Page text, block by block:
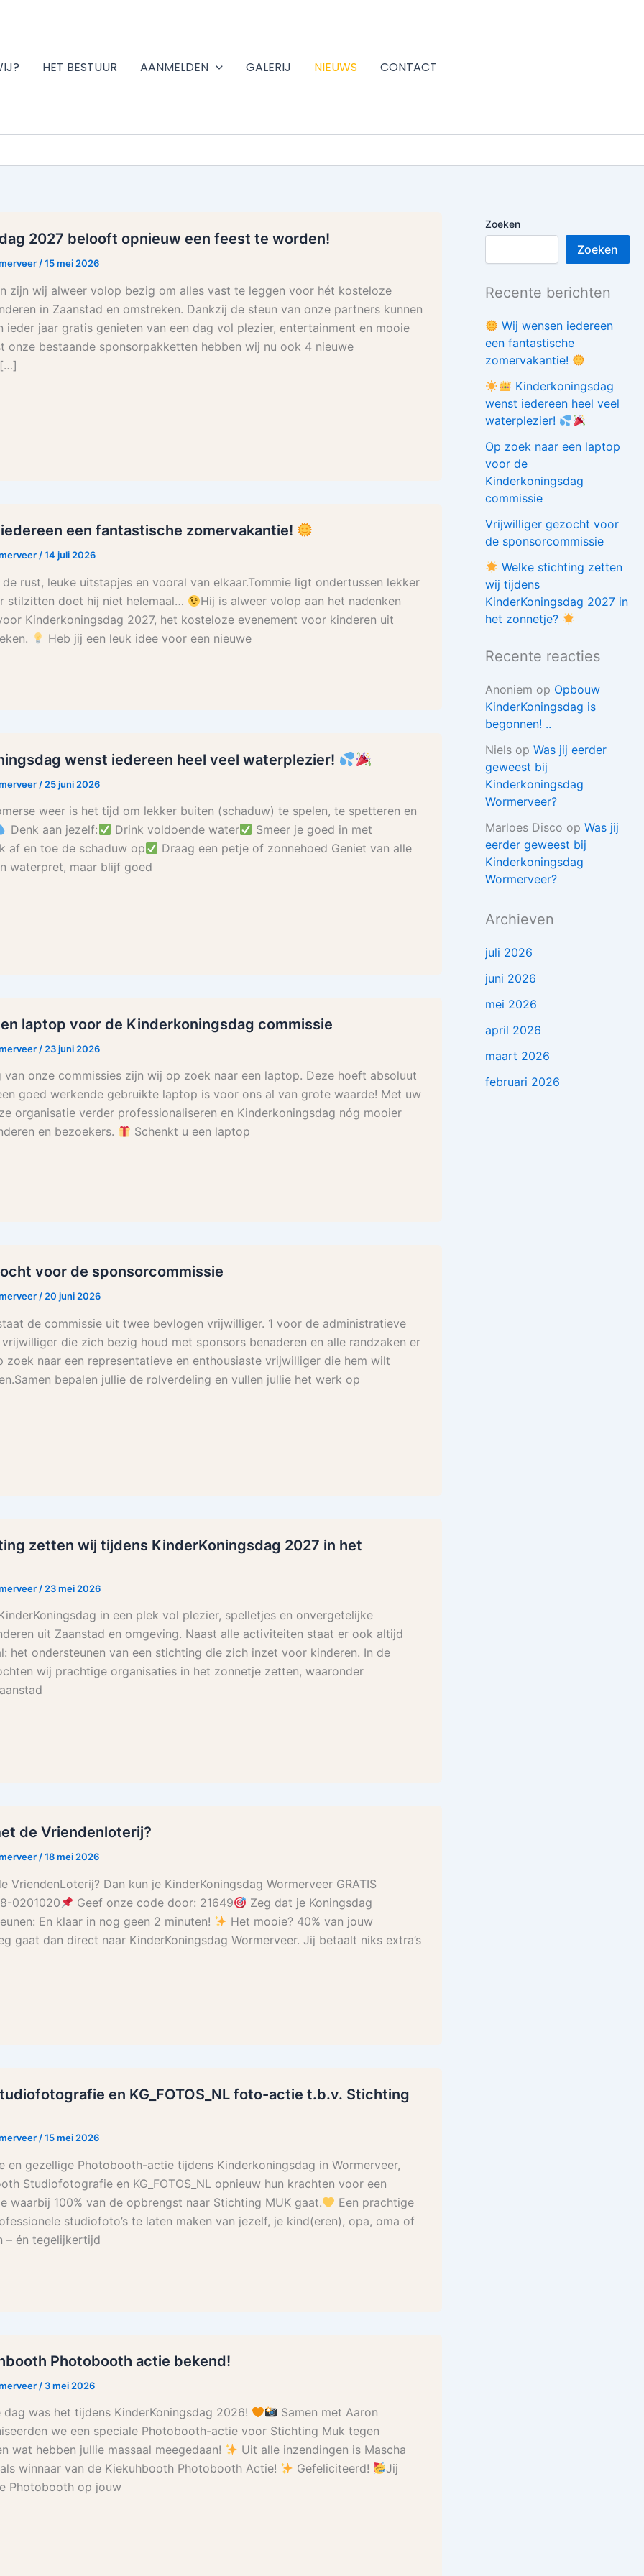
HET BESTUUR AANMELDEN GALERIJ NIEUWS CONTACT
2027 belooft opnieuw een feest te worden!
/15 mei 2026
zijn wij alweer volop bezig om alles vast te leggen voor hét kosteloze
in Zaanstad en omstreken. Dankzij de steun van onze partners kunnen
ieder jaar gratis genieten van een dag vol plezier, entertainment en mooie
onze bestaande sponsorpakketten hebben wij nu ook 4 nieuwe
een fantastische zomervakantie!
/14 juli 2026
rust, leuke uitstapjes en vooral van elkaar.Tommie ligt ondertussen lekker
stilzitten doet hij niet helemaal…
Hij is alweer volop aan het nadenken
Kinderkoningsdag 2027, het kosteloze evenement voor kinderen uit
Heb jij een leuk idee voor een nieuwe
wenst iedereen heel veel waterplezier!
/ 25 juni 2026
weer is het tijd om lekker buiten (schaduw) te spelen, te spetteren en
Denk aan jezelf: Drink voldoende water
Smeer je goed in met
af en toe de schaduw op
Draag een petje of zonnehoed Geniet van alle
waterpret, maar blijf goed
laptop voor de Kinderkoningsdag commissie
/ 23 juni 2026
van onze commissies zijn wij op zoek naar een laptop. Deze hoeft absoluut
goed werkende gebruikte laptop is voor ons al van grote waarde! Met uw
organisatie verder professionaliseren en Kinderkoningsdag nóg mooier
en bezoekers.
Schenkt u een laptop
voor de sponsorcommissie
/20 juni 2026
de commissie uit twee bevlogen vrijwilliger. 1 voor de administratieve
vrijwilliger die zich bezig houd met sponsors benaderen en alle randzaken er
zoek naar een representatieve en enthousiaste vrijwilliger die hem wilt
bepalen jullie de rolverdeling en vullen jullie het werk op
zetten wij tijdens KinderKoningsdag 2027 in het
/ 23 mei 2026
in een plek vol plezier, spelletjes en onvergetelijke
uit Zaanstad en omgeving. Naast alle activiteiten staat er ook altijd
het ondersteunen van een stichting die zich inzet voor kinderen. In de
wij prachtige organisaties in het zonnetje zetten, waaronder
de Vriendenloterij?
/18 mei 2026
VriendenLoterij? Dan kun je KinderKoningsdag Wormerveer GRATIS
0201020 Geef onze code door: 21649
Zeg dat je Koningsdag
En klaar in nog geen 2 minuten!
Het mooie? 40% van jouw
gaat dan direct naar KinderKoningsdag Wormerveer. Jij betaalt niks extra’s
en KG_FOTOS_NL foto-actie t.b.v. Stichting
/15 mei 2026
en gezellige Photobooth-actie tijdens Kinderkoningsdag in Wormerveer,
Studiofotografie en KG_FOTOS_NL opnieuw hun krachten voor een
waarbij 100% van de opbrengst naar Stichting MUK gaat.
Een prachtige
studiofoto’s te laten maken van jezelf, je kind(eren), opa, oma of
– én tegelijkertijd
Photobooth actie bekend!
/ 3 mei 2026
was het tijdens KinderKoningsdag 2026!
Samen met Aaron
we een speciale Photobooth-actie voor Stichting Muk tegen
wat hebben jullie massaal meegedaan!
Uit alle inzendingen is Mascha
winnaar van de Kiekuhbooth Photobooth Actie!
Gefeliciteerd!
Jij
Photobooth op jouw
Zoeken
Zoeken
Recente berichten
Wij wensen iedereen
een fantastische
zomervakantie!
Kinderkoningsdag
wenst iedereen heel veel
waterplezier!
Op zoek naar een laptop
voor de
Kinderkoningsdag
commissie
Vrijwilliger gezocht voor
de sponsorcommissie
Welke stichting zetten
wij tijdens
KinderKoningsdag 2027 in
het zonnetje?
Recente reacties
Anoniem op Opbouw
KinderKoningsdag is
begonnen! ..
Niels opWas jij eerder
geweest bij
Kinderkoningsdag
Wormerveer?
Marloes Disco opWas jij
eerder geweest bij
Kinderkoningsdag
Wormerveer?
Archieven
juli 2026
juni 2026
mei 2026
april 2026
maart 2026
februari 2026